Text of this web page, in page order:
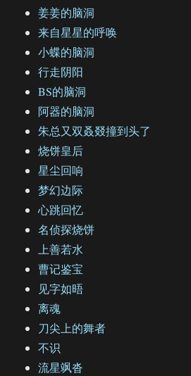
姜姜的脑洞
来自星星的呼唤
小蝶的脑洞
行走阴阳
BS的脑洞
阿器的脑洞
朱总又双叒叕撞到头了
烧饼皇后
星尘回响
梦幻边际
心跳回忆
名侦探烧饼
上善若水
曹记鉴宝
见字如晤
离魂
刀尖上的舞者
不识
流星飒沓